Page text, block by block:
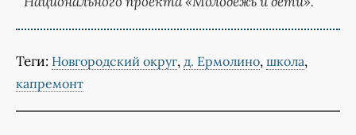
Теги: Новгородский округ, д. Ермолино, школа,
капремонт